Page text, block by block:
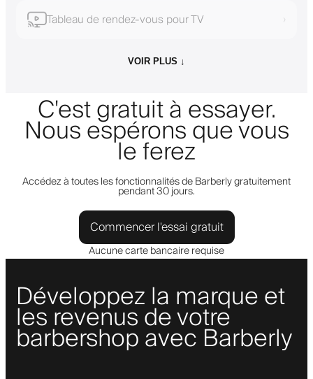
Tableau de rendez-vous pour TV ›
VOIR PLUS ↓
C'est gratuit à essayer.
Nous espérons que vous
le ferez
Accédez à toutes les fonctionnalités de Barberly gratuitement
pendant 30 jours.
Commencer l'essai gratuit
Aucune carte bancaire requise
Développez la marque et
les revenus de votre
barbershop avec Barberly